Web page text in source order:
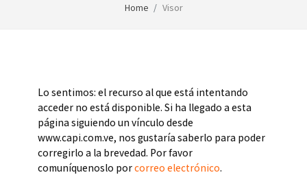
Home Visor
Lo sentimos: el recurso al que está intentando
acceder no está disponible. Si ha llegado a esta
página siguiendo un vínculo desde
www.capi.com.ve, nos gustaría saberlo para poder
corregirlo a la brevedad. Por favor
comuníquenoslo porcorreo electrónico.